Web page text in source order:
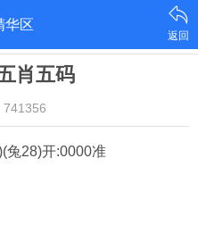
华区
返回
肖五码
741356
兔28)开:0000准